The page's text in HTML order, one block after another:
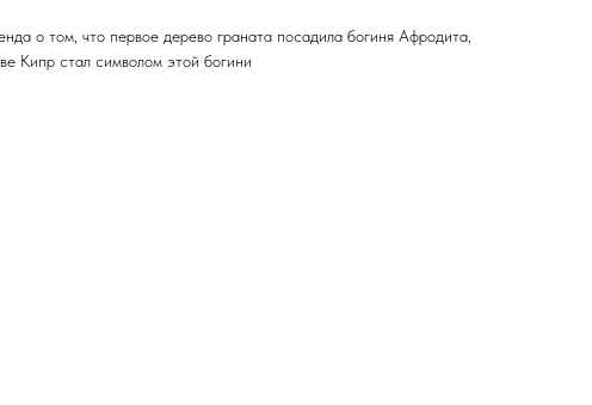
о том, что первое дерево граната посадила богиня Афродита,
Кипр стал символом этой богини